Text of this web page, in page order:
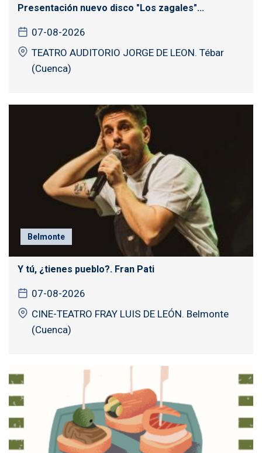
Presentación nuevo disco "Los zagales"...
07-08-2026
TEATRO AUDITORIO JORGE DE LEON. Tébar
(Cuenca)
Belmonte
Y tú, ¿tienes pueblo?. Fran Pati
07-08-2026
CINE-TEATRO FRAY LUIS DE LEÓN. Belmonte
(Cuenca)